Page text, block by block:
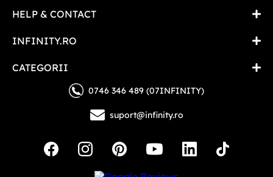
HELP & CONTACT
INFINITY.RO
CATEGORII
0746 346 489 (07INFINITY)
suport@infinity.ro